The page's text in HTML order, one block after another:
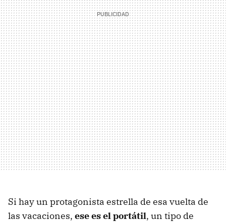
Si hay un protagonista estrella de esa vuelta de
las vacaciones, ese es el portátil, un tipo de